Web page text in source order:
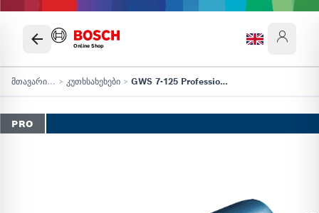
Online Shop
მთავარი... > კუთხსახეხები > GWS 7-125 Professional
PRO